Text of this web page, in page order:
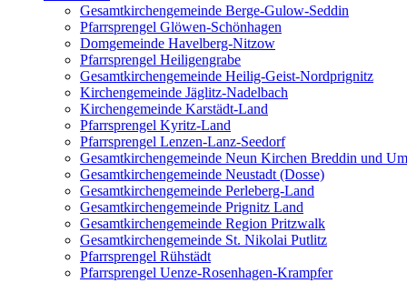
Gesamtkirchengemeinde Berge-Gulow-Seddin
Pfarrsprengel Glöwen-Schönhagen
Domgemeinde Havelberg-Nitzow
Pfarrsprengel Heiligengrabe
Gesamtkirchengemeinde Heilig-Geist-Nordprignitz
Kirchengemeinde Jäglitz-Nadelbach
Kirchengemeinde Karstädt-Land
Pfarrsprengel Kyritz-Land
Pfarrsprengel Lenzen-Lanz-Seedorf
Gesamtkirchengemeinde Neun Kirchen Breddin und
Gesamtkirchengemeinde Neustadt (Dosse)
Gesamtkirchengemeinde Perleberg-Land
Gesamtkirchengemeinde Prignitz Land
Gesamtkirchengemeinde Region Pritzwalk
Gesamtkirchengemeinde St. Nikolai Putlitz
Pfarrsprengel Rühstädt
Pfarrsprengel Uenze-Rosenhagen-Krampfer